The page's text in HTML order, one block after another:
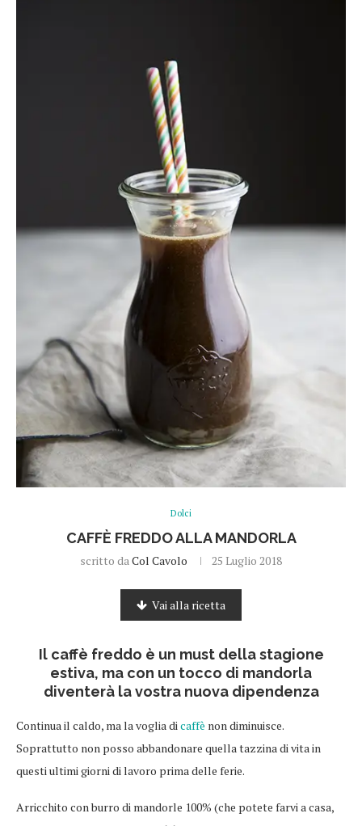
Dolci
CAFFÈ FREDDO ALLA MANDORLA
scritto daCol Cavolo 25 Luglio 2018
Vai alla ricetta
Il caffè freddo è un must della stagione
estiva, ma con un tocco di mandorla
diventerà la vostra nuova dipendenza
Continua il caldo, ma la voglia dicaffè non diminuisce.
Soprattutto non posso abbandonare quella tazzina di vita in
questi ultimi giorni di lavoro prima delle ferie.
Arricchito con burro di mandorle 100% (che potete farvi a casa,